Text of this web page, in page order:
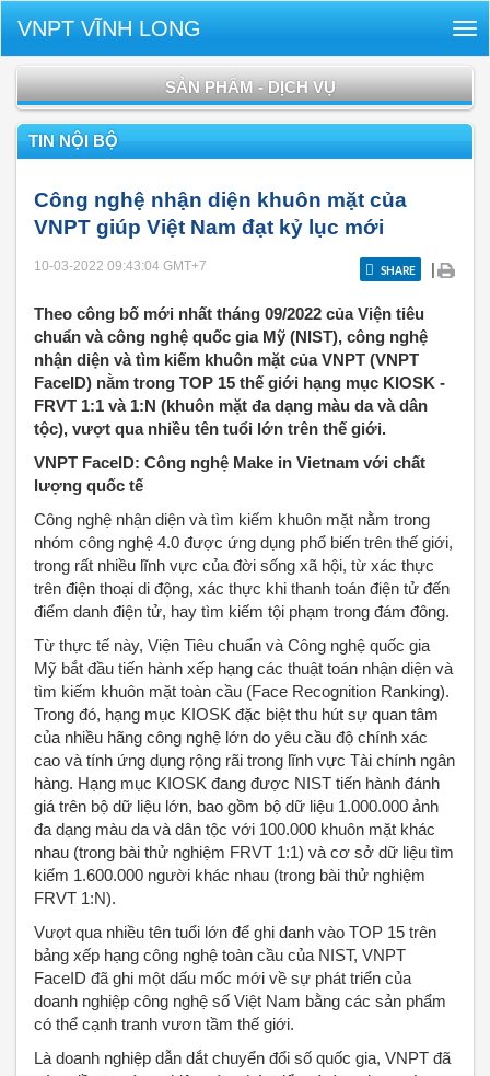
VNPT VĨNH LONG
SẢN PHẨM - DỊCH VỤ
TIN NỘI BỘ
Công nghệ nhận diện khuôn mặt của
VNPT giúp Việt Nam đạt kỷ lục mới
10-03-2022 09:43:04 GMT+7 SHARE |
Theo công bố mới nhất tháng 09/2022 của Viện tiêu
chuẩn và công nghệ quốc gia Mỹ (NIST), công nghệ
nhận diện và tìm kiếm khuôn mặt của VNPT (VNPT
FaceID) nằm trong TOP 15 thế giới hạng mục KIOSK -
FRVT 1:1 và 1:N (khuôn mặt đa dạng màu da và dân
tộc), vượt qua nhiều tên tuổi lớn trên thế giới.
VNPT FaceID: Công nghệ Make in Vietnam với chất
lượng quốc tế
Công nghệ nhận diện và tìm kiếm khuôn mặt nằm trong
nhóm công nghệ 4.0 được ứng dụng phổ biến trên thế giới,
trong rất nhiều lĩnh vực của đời sống xã hội, từ xác thực
trên điện thoại di động, xác thực khi thanh toán điện tử đến
điểm danh điện tử, hay tìm kiếm tội phạm trong đám đông.
Từ thực tế này, Viện Tiêu chuẩn và Công nghệ quốc gia
Mỹ bắt đầu tiến hành xếp hạng các thuật toán nhận diện và
tìm kiếm khuôn mặt toàn cầu (Face Recognition Ranking).
Trong đó, hạng mục KIOSK đặc biệt thu hút sự quan tâm
của nhiều hãng công nghệ lớn do yêu cầu độ chính xác
cao và tính ứng dụng rộng rãi trong lĩnh vực Tài chính ngân
hàng. Hạng mục KIOSK đang được NIST tiến hành đánh
giá trên bộ dữ liệu lớn, bao gồm bộ dữ liệu 1.000.000 ảnh
đa dạng màu da và dân tộc với 100.000 khuôn mặt khác
nhau (trong bài thử nghiệm FRVT 1:1) và cơ sở dữ liệu tìm
kiếm 1.600.000 người khác nhau (trong bài thử nghiệm
FRVT 1:N).
Vượt qua nhiều tên tuổi lớn để ghi danh vào TOP 15 trên
bảng xếp hạng công nghệ toàn cầu của NIST, VNPT
FaceID đã ghi một dấu mốc mới về sự phát triển của
doanh nghiệp công nghệ số Việt Nam bằng các sản phẩm
có thể cạnh tranh vươn tầm thế giới.
Là doanh nghiệp dẫn dắt chuyển đổi số quốc gia, VNPT đã